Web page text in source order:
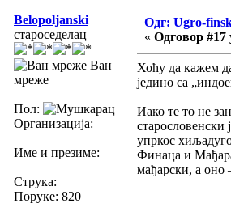
Belopoljanski
староседелац
Ван
мреже
Пол:
Организација:
Име и презиме:
Струка:
Поруке: 820
Одг: Ugro-
« Одговор #17
Хоћу да кажем
једино са
Иако те то не
упркос
Финаца и
мађарски, а оно